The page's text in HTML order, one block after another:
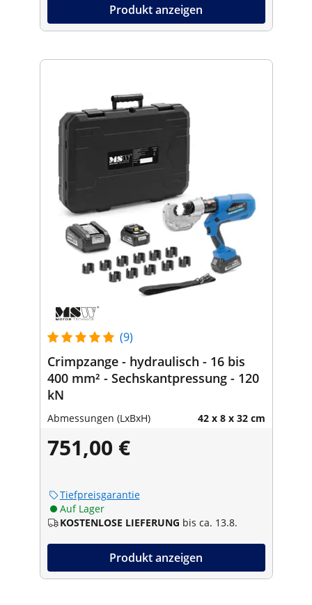
Produkt anzeigen
(9)
Crimpzange - hydraulisch - 16 bis
400 mm² - Sechskantpressung - 120
kN
Abmessungen (LxBxH) 42 x 8 x 32 cm
751,00 €
Tiefpreisgarantie
Auf Lager
KOSTENLOSE LIEFERUNG bis ca. 13.8.
Produkt anzeigen